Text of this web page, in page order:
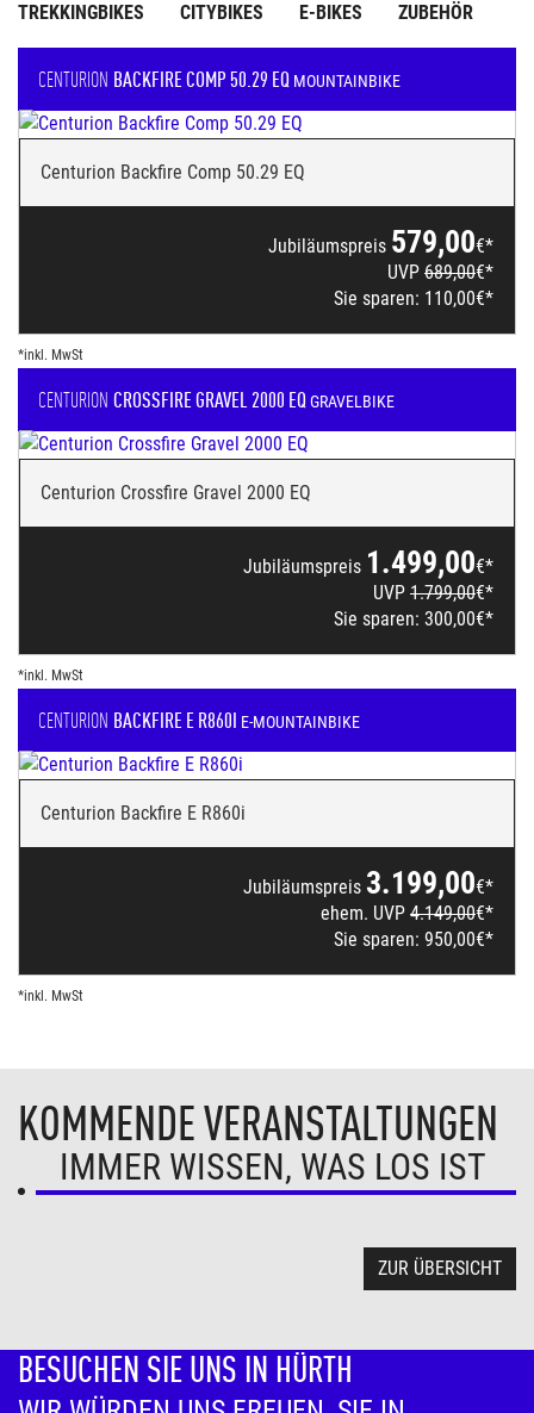
TREKKINGBIKES CITYBIKES E-BIKES ZUBEHÖR
CENTURION BACKFIRE COMP 50.29 EQ MOUNTAINBIKE
Centurion Backfire Comp 50.29 EQ
Jubiläumspreis 579,00€*
UVP 689,00€*
Sie sparen: 110,00€*
*inkl. MwSt
CENTURION CROSSFIRE GRAVEL 2000 EQGRAVELBIKE
Centurion Crossfire Gravel 2000 EQ
Jubiläumspreis 1.499,00€*
UVP 1.799,00€*
Sie sparen: 300,00€*
*inkl. MwSt
CENTURION BACKFIRE E R860I E-MOUNTAINBIKE
Centurion Backfire E R860i
Jubiläumspreis 3.199,00€*
ehem. UVP 4.149,00€*
Sie sparen: 950,00€*
*inkl. MwSt
KOMMENDE VERANSTALTUNGEN
IMMER WISSEN, WAS LOS IST
ZUR ÜBERSICHT
BESUCHEN SIE UNS IN HÜRTH